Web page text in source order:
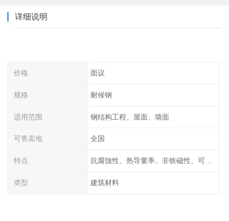
详细说明
价格 面议
规格 耐候钢
适用范围 钢结构工程、屋面、墙面
可售卖地 全国
特点 抗腐蚀性、热导量率、非铁磁性、可加工性、可成形性、回收性
类型 建筑材料